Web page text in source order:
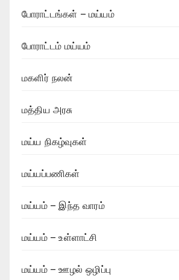
போராட்டங்கள் – மய்யம்
போராட்டம் மய்யம்
மகளிர் நலன்
மத்திய அரசு
மய்ய நிகழ்வுகள்
மய்யப்பணிகள்
மய்யம் – இந்த வாரம்
மய்யம் – உள்ளாட்சி
மய்யம் – ஊழல் ஒழிப்பு